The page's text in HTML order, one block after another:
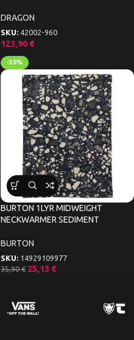
DRAGON
SKU: 42002-960
123,90 €
-30%
BURTON 1LYR MIDWEIGHT
NECKWARMER SEDIMENT
BURTON
SKU: 14929109977
35,90€ 25,13 €